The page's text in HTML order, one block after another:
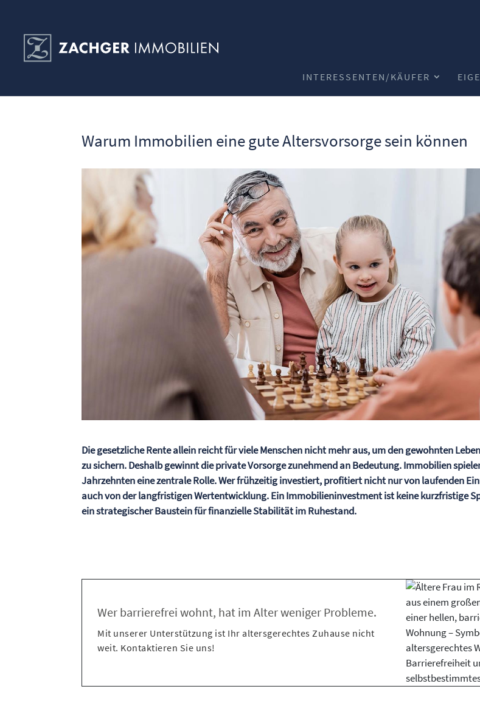
INTERESSENTEN/KÄUFER
Warum Immobilien eine gute Altersvorsorge sein können
Die gesetzliche Rente allein reicht für viele Menschen nicht mehr aus, um den gewohnten
zu sichern. Deshalb gewinnt die private Vorsorge zunehmend an Bedeutung. Immobilien
Jahrzehnten eine zentrale Rolle. Wer frühzeitig investiert, profitiert nicht nur von laufenden
auch von der langfristigen Wertentwicklung. Ein Immobilieninvestment ist keine kurzfristige
ein strategischer Baustein für finanzielle Stabilität im Ruhestand.
Wer barrierefrei wohnt, hat im Alter weniger Probleme.
Mit unserer Unterstützung ist Ihr altersgerechtes Zuhause nicht
weit. Kontaktieren Sie uns!